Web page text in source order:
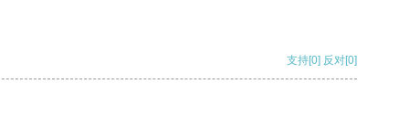
支持[0] 反对[0]